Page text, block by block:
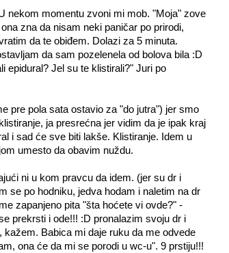
nekom momentu zvoni mi mob. "Moja" zove
zna da nisam neki paničar po prirodi,
da te obiđem. Dolazi za 5 minuta.
da sam pozelenela od bolova bila :D
epidural? Jel su te klistirali?" Juri po
pre pola sata ostavio za "do jutra") jer smo
ja presrećna jer vidim da je ipak kraj
i sad će sve biti lakše. Klistiranje. Idem u
umesto da obavim nuždu.
ni u kom pravcu da idem. (jer su dr i
se po hodniku, jedva hodam i naletim na dr
zapanjeno pita "šta hoćete vi ovde?" -
prekrsti i ode!!! :D pronalazim svoju dr i
Babica mi daje ruku da me odvede
ona će da mi se porodi u wc-u". 9 prstiju!!!